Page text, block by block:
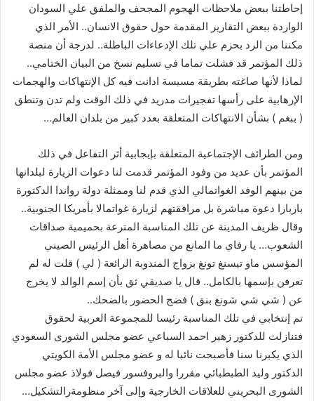
إحاطتنا ببعض ملاحظات الهجوم المجحف والملفق علي السودان
الواردة ببعض التقارير المقدمة حول حقوق الانسان.. الأمر الذي
مكننا من الرد بحزم علي تلك الإدعاءات الباطلة.. لدرجة أن منصة
ذلك المؤتمر قد فشلت تماما في تسليم نسخ من البيان الختامي..
لماذا لأنها صاغته بطريقة مسيسة ادانت فيه كل الإنتهاكات والهجمات
الإرهابية على رأسها تفجيرات مدريد في ذلك الوقت ولم تدن وتنطق
( ببغم ) بشأن الانتهاكات المتعلقة بعدد كبير من بلدان العالم…
ومن الطرائف الإجتماعية المتعلقة بإيجابية أثر التفاعل في ذلك
المؤتمر بأن عديد من وفود المؤتمر قدمت لنا دعوات الزيارة لبلدانها
من بينهم الوفد الغواتمالي الذي قدم لنا وممثلة دولة رواندا الدكتورة
باربارا دعوة مباشرة بل مرافقتهم لزيارة غواتمالا بأمريكا الجنوبية..
وقال ظريف المدينة عن تلك المناسبة المترعة بحميمية صداقات
الشعوب… يا رفاي ما المانع من مصاهرة أهل الرئيس الصيني
المؤسس ماو تيسنغ تونغ بزواج المندوبة الرائعة ( لي ) قلت له لم
تعرفن بإسمها بالكامل.. قال يا صديقي ثق بأن إسم الوالد لا يخرج
عن ( شي شي شونغ بنق ) فضج الحضور بالضحك..
تم إنتخابي في تلك المناسبة رئيسا للمجموعة العربية لحقوق
فتنازلت للدكتور زهير احمد السباعي عضو مجلس الشورى السعودي
الذي يكبرنا سنا فأصبحت نائبا له و عضو مجلس الأمة الكويتي
الدكتور وليد الطبطبائي مقررا والبروفسور فيصل فولاذ عضو مجلس
الشورى البحريني للعلاقات الخارجية وإلى آخر منظومةرالتشكيل…